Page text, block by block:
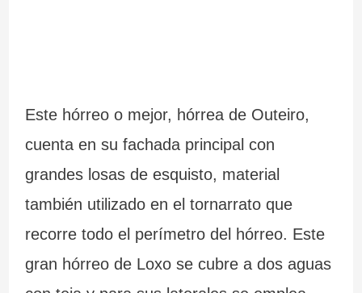
Este hórreo o mejor, hórrea de Outeiro,
cuenta en su fachada principal con
grandes losas de esquisto, material
también utilizado en el tornarrato que
recorre todo el perímetro del hórreo. Este
gran hórreo de Loxo se cubre a dos aguas